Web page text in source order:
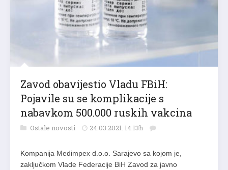
Zavod obavijestio Vladu FBiH:
Pojavile su se komplikacije s
nabavkom 500.000 ruskih vakcina
Ostale novosti 24.03.2021. 14:13h
Kompanija Medimpex d.o.o. Sarajevo sa kojom je,
zaključkom Vlade Federacije BiH Zavod za javno